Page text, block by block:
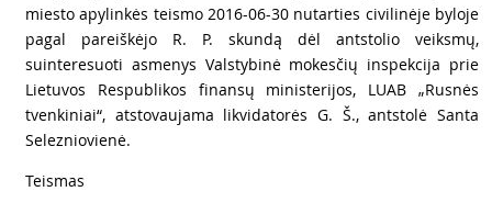
miesto apylinkės teismo 2016-06-30 nutarties civilinėje byloje
pagal pareiškėjo R. P. skundą dėl antstolio veiksmų,
suinteresuoti asmenys Valstybinė mokesčių inspekcija prie
Lietuvos Respublikos finansų ministerijos, LUAB „Rusnės
tvenkiniai“, atstovaujama likvidatorės G. Š., antstolė Santa
Selezniovienė.
Teismas